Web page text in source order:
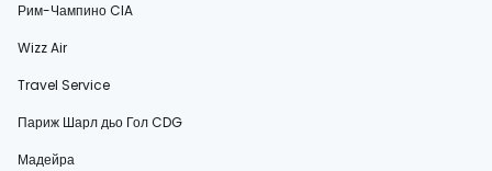
Рим-Чампино CIA
Wizz Air
Travel Service
Париж Шарл дьо Гол CDG
Мадейра